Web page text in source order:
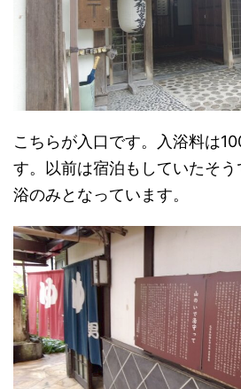
こちらが入口です。入浴料は
す。以前は宿泊もしていたそ
浴のみとなっています。